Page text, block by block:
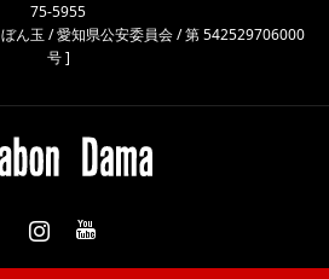
75-5955
ん玉 / 愛知県公安委員会 / 第 542529706000
号 ]